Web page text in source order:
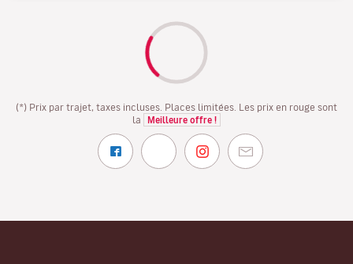
(*) Prix par trajet, taxes incluses. Places limitées. Les prix en rouge sont
la
Meilleure offre !